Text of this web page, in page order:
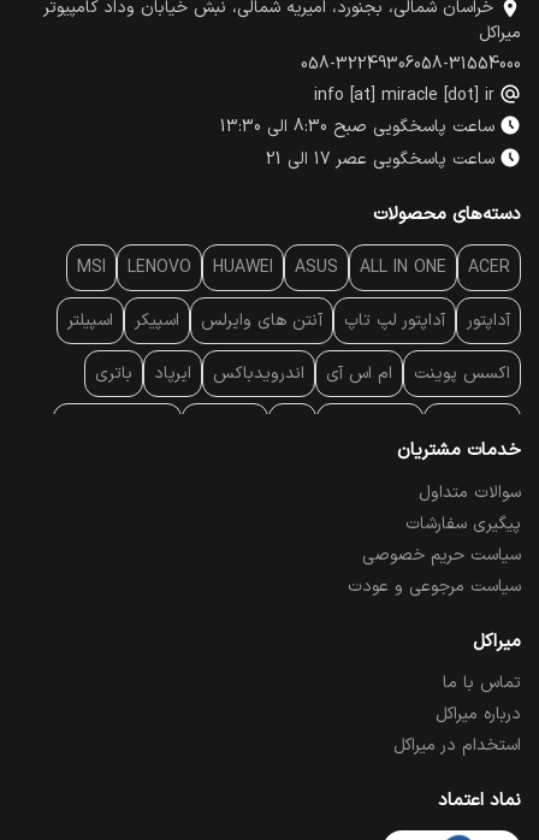
خراسان شمالی، بجنورد، امیریه شمالی، نبش خیابان وداد کامپیوتر
میراکل
058-31554000
058-32249306
info [at] miracle [dot] ir
ساعت پاسخگویی صبح 8:30 الی 13:30
ساعت پاسخگویی عصر 17 الی 21
دسته‌های محصولات
ACER
ALL IN ONE
ASUS
HUAWEI
LENOVO
MSI
آداپتور آداپتور لپ تاپ آنتن‌ های وایرلس اسپیکر اسپیلتر
اکسس پوینت ام اس آی اندرویدباکس ایرپاد باتری
پایه سقفی
پرده نمایش
تبلت و موبایل تجهیزات پسیو شبکه
تلویزیون
درایو نوری
دستگاه ضبط تصاویر
رم کامپیوتر
خدمات مشتریان
سوالات متداول
پیگیری سفارشات
سیاست حریم خصوصی
سیاست مرجوعی و عودت
میراکل
تماس با ما
درباره میراکل
استخدام در میراکل
نماد اعتماد